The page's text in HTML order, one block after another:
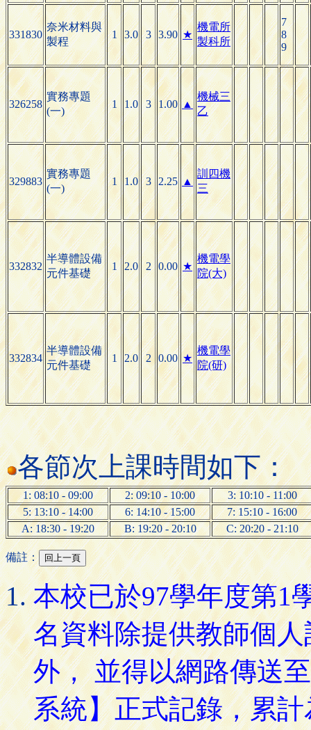
331830
奈米材料與
製程
1 3.0 3 3.90 ★
機電所
製科所
7
8
9
326258
實務專題
(一)
1 1.0 3 1.00 ▲
機械三
乙
329883
實務專題
(一)
1 1.0 3 2.25 ▲
訓四機
三
332832
半導體設備
元件基礎
1 2.0 2 0.00 ★
機電學
院(大)
332834
半導體設備
元件基礎
1 2.0 2 0.00 ★
機電學
院(研)
各節次上課時間如下：
1: 08:10 - 09:00 2: 09:10 - 10:00
3: 10:10 - 11:00
5: 13:10 - 14:00
6: 14:10 - 15:00
7: 15:10 - 16:00
A: 18:30 - 19:20
B: 19:20 - 20:10 C: 20:20 - 21:10
備註：
本校已於97學年度第1
名資料除提供教師個
外， 並得以網路傳送
系統】正式記錄，累